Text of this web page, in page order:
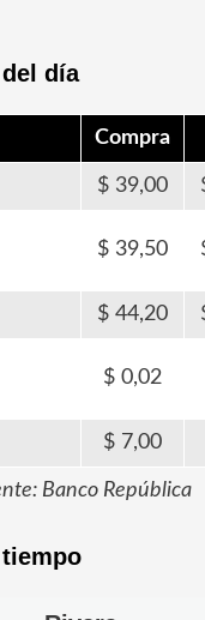
día
Compra
39,00
39,50
44,20
0,02
7,00
Banco República